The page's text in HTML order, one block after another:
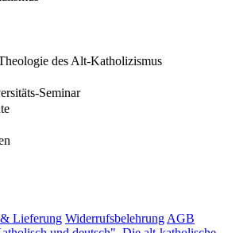
des Alt-Katholizismus
Seminar
Lieferung Widerrufsbelehrung AGB